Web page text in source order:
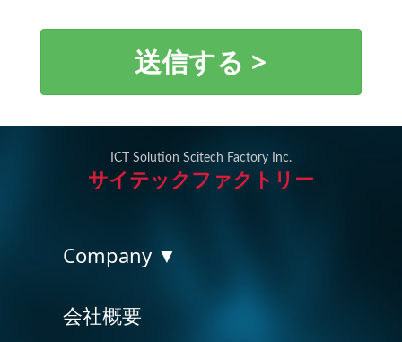
ICT Solution Scitech Factory Inc.
サイテックファクトリー
Company ▼
会社概要